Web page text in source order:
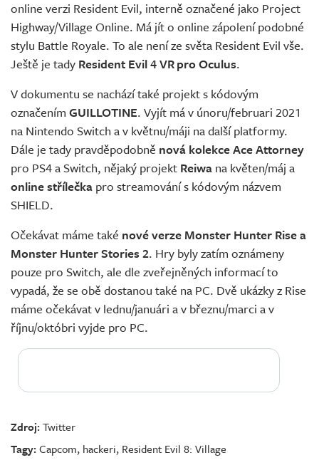
online verzi Resident Evil, interně označené jako Project
Highway/Village Online. Má jít o online zápolení podobné
stylu Battle Royale. To ale není ze světa Resident Evil vše.
Ještě je tady Resident Evil 4 VR pro Oculus.
V dokumentu se nachází také projekt s kódovým
označením GUILLOTINE. Vyjít má v únoru/februari 2021
na Nintendo Switch a v květnu/máji na další platformy.
Dále je tady pravděpodobně nová kolekce Ace Attorney
pro PS4 a Switch, nějaký projekt Reiwa na květen/máj a
online střílečka pro streamování s kódovým názvem
SHIELD.
Očekávat máme také nové verze Monster Hunter Rise a
Monster Hunter Stories 2. Hry byly zatím oznámeny
pouze pro Switch, ale dle zveřejněných informací to
vypadá, že se obě dostanou také na PC. Dvě ukázky z Rise
máme očekávat v lednu/januári a v březnu/marci a v
říjnu/októbri vyjde pro PC.
Zdroj:Twitter
Tagy:Capcom, hackeri, Resident Evil 8: Village